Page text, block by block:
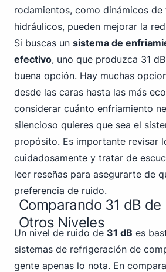
rodamientos, como dinámicos de
hidráulicos, pueden mejorar la
Si buscas un sistema de
efectivo, uno que produzca 31
buena opción. Hay muchas
desde las caras hasta las más
considerar cuánto enfriamiento
silencioso quieres que sea el
propósito. Es importante revisar
cuidadosamente y tratar de
leer reseñas para asegurarte de
preferencia de ruido.
Comparando 31 dB de
Otros Niveles
Un nivel de ruido de 31 dB es
sistemas de refrigeración de
gente apenas lo nota. En